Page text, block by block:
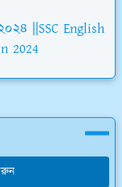
||SSC English
2024